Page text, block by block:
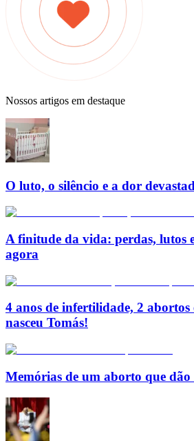
Nossos artigos em destaque
O luto, o silêncio e a dor
A finitude da vida: perdas, lutos
agora
4 anos de infertilidade, 2 abortos
nasceu Tomás!
Memórias de um aborto que dão